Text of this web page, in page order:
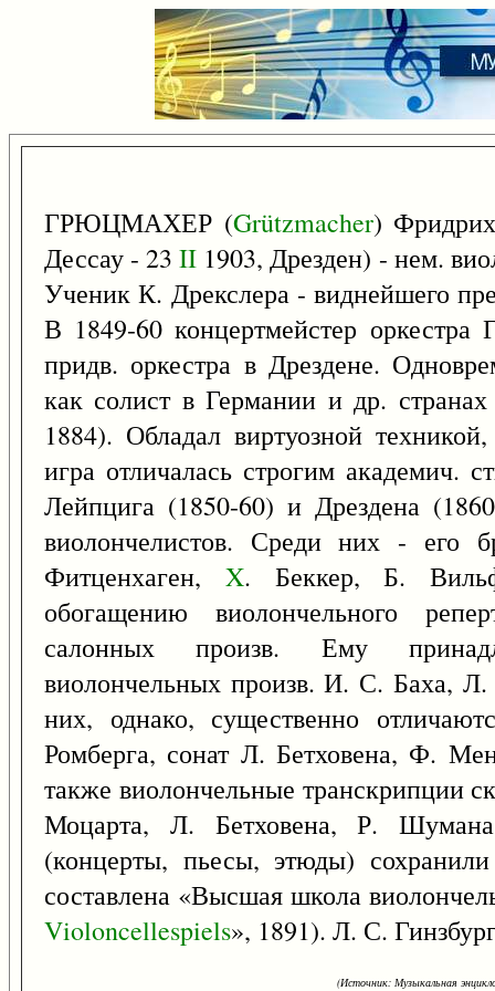
ГРЮЦМАХЕР (Grützmacher)
Дессау - 23II 1903, Дрезден) - нем.
Ученик К. Дрекслера - виднейшего
В 1849-60 концертмейстер
придв. оркестра в Дрездене.
как солист в Германии и др.
1884). Обладал виртуозной
игра отличалась строгим академич.
Лейпцига (1850-60) и Дрездена
виолончелистов. Среди них - его
Фитценхаген, X. Беккер, Б.
обогащению виолончельного
салонных произв. Ему
виолончельных произв. И. С. Баха,
них, однако, существенно
Ромберга, сонат Л. Бетховена, Ф.
также виолончельные транскрипции
Моцарта, Л. Бетховена, Р.
(концерты, пьесы, этюды)
составлена «Высшая школа
Violoncellespiels», 1891). Л. С.
(Источник: Музыкальная